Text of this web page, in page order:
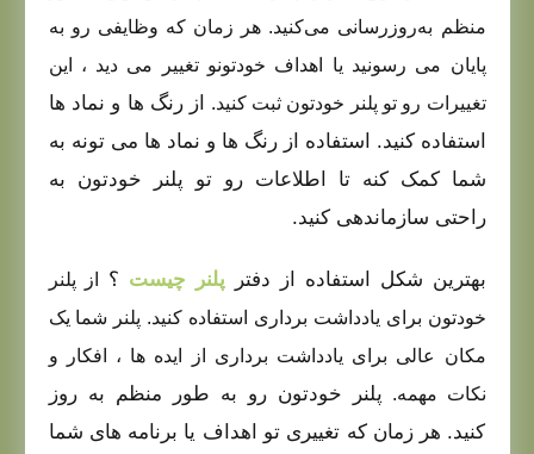
منظم به‌روزرسانی می‌کنید. هر زمان که وظایفی رو به
پایان می‌ رسونید یا اهداف خودتونو تغییر می‌ دید ، این
تغییرات رو تو پلنر خودتون ثبت کنید.
از رنگ‌ ها و نماد ها
استفاده کنید. استفاده از رنگ‌ ها و نماد ها می‌ تونه به
شما کمک کنه تا اطلاعات رو تو پلنر خودتون به
راحتی سازماندهی کنید.
بهترین شکل استفاده از دفتر پلنر چیست ؟
از پلنر
خودتون برای یادداشت‌ برداری استفاده کنید. پلنر شما یک
مکان عالی برای یادداشت‌ برداری از ایده‌ ها ، افکار و
نکات مهمه. پلنر خودتون رو به طور منظم به روز
کنید. هر زمان که تغییری تو اهداف یا برنامه‌ های شما